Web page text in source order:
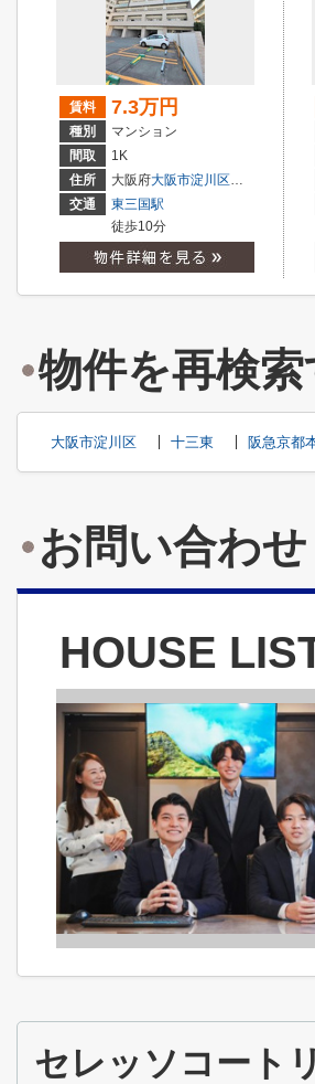
賃料 7.3万円
種別
マンション
間取
1K
住所
大阪府大阪市淀川区西宮原
３丁目
交通
東三国駅
徒歩10分
物件を再検索
大阪市淀川区 十三東 阪急京都
お問い合わせ
HOUSE
セレッソコート